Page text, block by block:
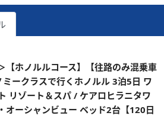
【ホノルルコース】【往路のみ混乗車
ークラスで行くホノルル 3泊5日 ワ
リゾート＆スパ / ケアロヒラニタワ
オーシャンビュー ベッド2台【120日